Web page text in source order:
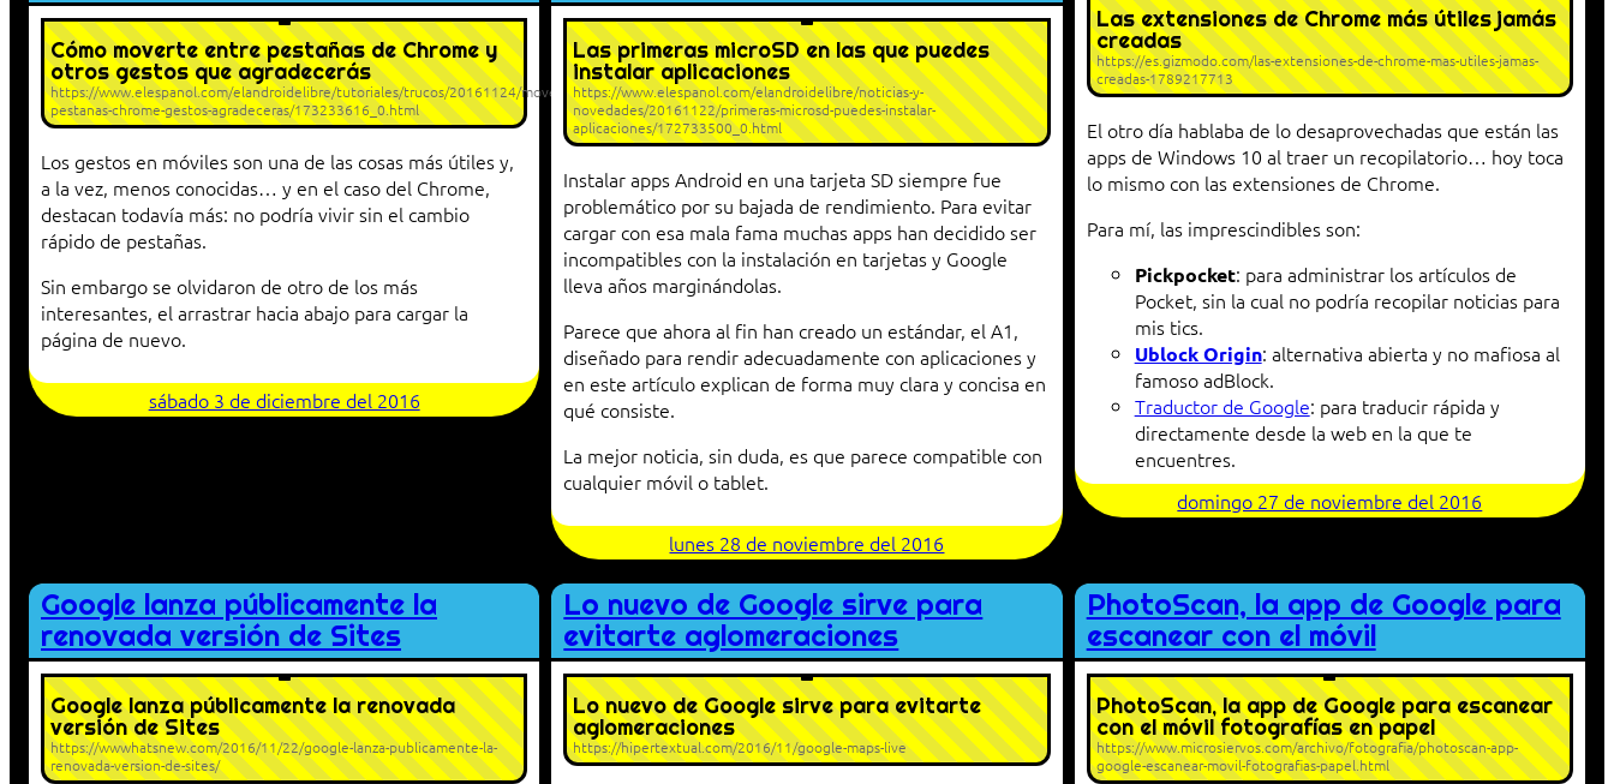
Cómo moverte entre pestañas de Chrome y
otros gestos que agradecerás
https://www.elespanol.com/elandroidelibre/tutoriales/trucos/20161124/moverte-
pestanas-chrome-gestos-agradeceras/173233616_0.html
Los gestos en móviles son una de las cosas más útiles y,
a la vez, menos conocidas… y en el caso del Chrome,
destacan todavía más: no podría vivir sin el cambio
rápido de pestañas.
Sin embargo se olvidaron de otro de los más
interesantes, el arrastrar hacia abajo para cargar la
página de nuevo.
sábado 3 de diciembre del 2016
Las primeras microSD en las que puedes
instalar aplicaciones
https://www.elespanol.com/elandroidelibre/noticias-y-
novedades/20161122/primeras-microsd-puedes-instalar-
aplicaciones/172733500_0.html
Instalar apps Android en una tarjeta SD siempre fue
problemático por su bajada de rendimiento. Para evitar
cargar con esa mala fama muchas apps han decidido ser
incompatibles con la instalación en tarjetas y Google
lleva años marginándolas.
Parece que ahora al fin han creado un estándar, el A1,
diseñado para rendir adecuadamente con aplicaciones y
en este artículo explican de forma muy clara y concisa en
qué consiste.
La mejor noticia, sin duda, es que parece compatible con
cualquier móvil o tablet.
lunes 28 de noviembre del 2016
Las extensiones de Chrome más útiles jamás
creadas
https://es.gizmodo.com/las-extensiones-de-chrome-mas-utiles-jamas-
creadas-1789217713
El otro día hablaba de lo desaprovechadas que están las
apps de Windows 10 al traer un recopilatorio… hoy toca
lo mismo con las extensiones de Chrome.
Para mí, las imprescindibles son:
Pickpocket: para administrar los artículos de
Pocket, sin la cual no podría recopilar noticias para
mis tics.
Ublock Origin: alternativa abierta y no mafiosa al
famoso adBlock.
Traductor de Google: para traducir rápida y
directamente desde la web en la que te
encuentres.
domingo 27 de noviembre del 2016
Google lanza públicamente la
renovada versión de Sites
Google lanza públicamente la renovada
versión de Sites
https://wwwhatsnew.com/2016/11/22/google-lanza-publicamente-la-
renovada-version-de-sites/
Lo nuevo de Google sirve para
evitarte aglomeraciones
Lo nuevo de Google sirve para evitarte
aglomeraciones
https://hipertextual.com/2016/11/google-maps-live
PhotoScan, la app de Google para
escanear con el móvil
PhotoScan, la app de Google para escanear
con el móvil fotografías en papel
https://www.microsiervos.com/archivo/fotografia/photoscan-app-
google-escanear-movil-fotografias-papel.html